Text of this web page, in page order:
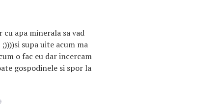
apa minerala sa vad
supa uite acum ma
o fac eu dar incercam
gospodinele si spor la